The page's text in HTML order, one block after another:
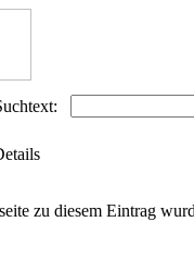
zu diesem Eintrag